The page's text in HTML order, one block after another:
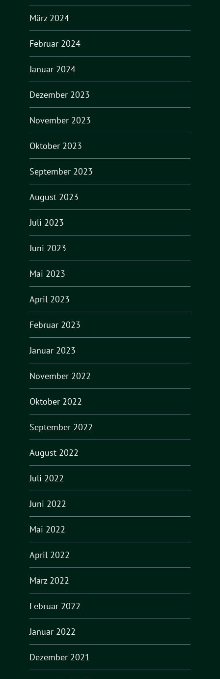
März 2024
Februar 2024
Januar 2024
Dezember 2023
November 2023
Oktober 2023
September 2023
August 2023
Juli 2023
Juni 2023
Mai 2023
April 2023
Februar 2023
Januar 2023
November 2022
Oktober 2022
September 2022
August 2022
Juli 2022
Juni 2022
Mai 2022
April 2022
März 2022
Februar 2022
Januar 2022
Dezember 2021